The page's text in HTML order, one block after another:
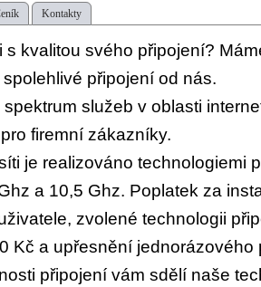
Kontakty
s kvalitou svého připojení?
připojení od nás.
služeb v oblasti
firemní zákazníky.
je realizováno technologiemi
a 10,5 Ghz. Poplatek za
zvolené technologii
Kč a upřesnění jednorázového
připojení vám sdělí naše